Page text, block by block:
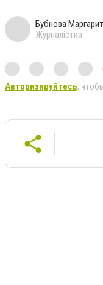
Бубнова
Журналістка
Авторизируйтесь,